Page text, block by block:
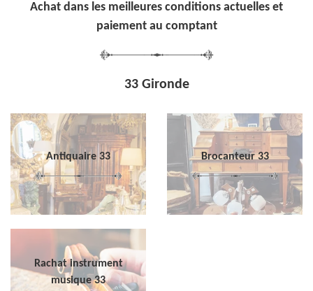
Achat dans les meilleures conditions actuelles et
paiement au comptant
33 Gironde
Antiquaire 33 Brocanteur 33
Rachat instrument
musique 33